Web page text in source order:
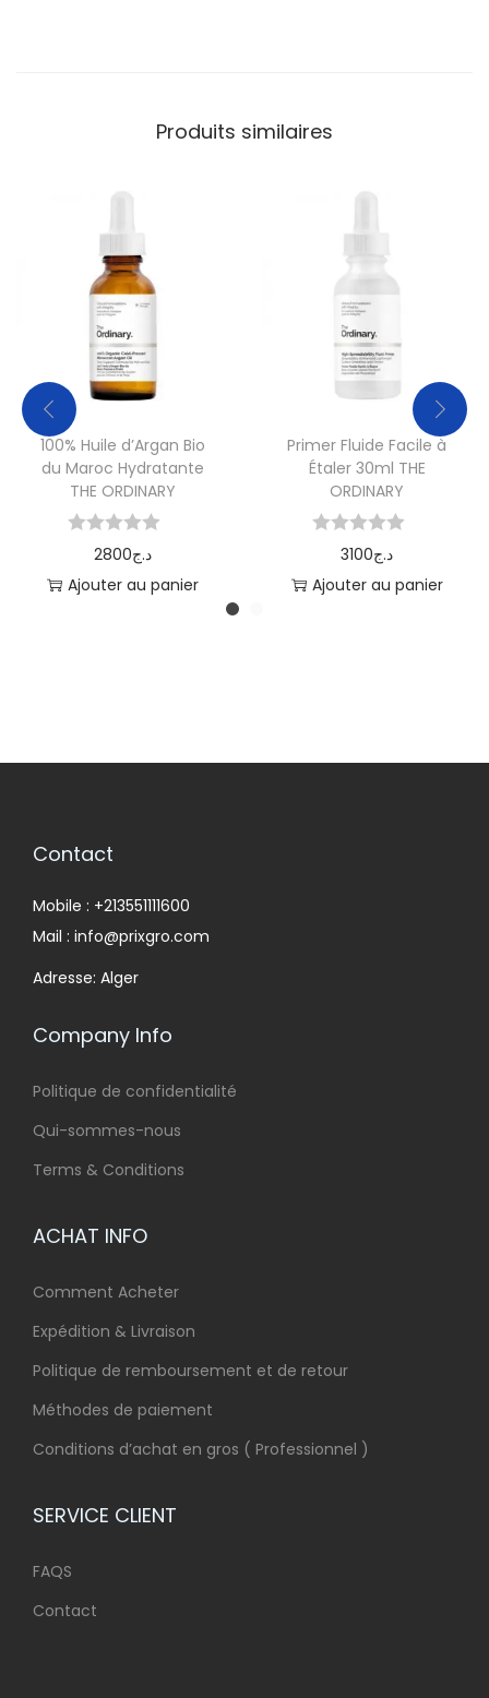
Produits similaires
100% Huile d’Argan Bio
du Maroc Hydratante
THE ORDINARY
2800د.ج
Ajouter au panier
Primer Fluide Facile à
Étaler 30ml THE
ORDINARY
3100د.ج
Ajouter au panier
Contact
Mobile : +213551111600
Mail : info@prixgro.com
Adresse: Alger
Company Info
Politique de confidentialité
Qui-sommes-nous
Terms & Conditions
ACHAT INFO
Comment Acheter
Expédition & Livraison
Politique de remboursement et de retour
Méthodes de paiement
Conditions d’achat en gros ( Professionnel )
SERVICE CLIENT
FAQS
Contact